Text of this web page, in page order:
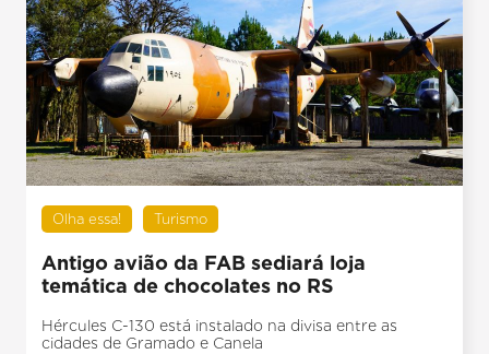
Olha essa! Turismo
Antigo avião da FAB sediará loja
temática de chocolates no RS
Hércules C-130 está instalado na divisa entre as
cidades de Gramado e Canela